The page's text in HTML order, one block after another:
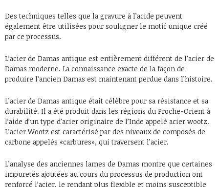
Des techniques telles que la gravure à l’acide peuvent
également être utilisées pour souligner le motif unique créé
par ce processus.
L’acier de Damas antique est entièrement différent de l’acier de
Damas moderne. La connaissance exacte de la façon de
produire l’ancien Damas est maintenant perdue dans l’histoire.
L’acier de Damas antique était célèbre pour sa résistance et sa
durabilité. Il a été produit dans les régions du Proche-Orient à
l’aide d’un type d’acier originaire de l’Inde appelé acier wootz.
L’acier Wootz est caractérisé par des niveaux de composés de
carbone appelés «carbures», qui traversent l’acier.
L’analyse des anciennes lames de Damas montre que certaines
impuretés ajoutées au cours du processus de production ont
renforcé l’acier, le rendant plus flexible et moins susceptible